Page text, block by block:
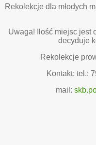
Rekolekcje dla młodych
Uwaga! Ilość miejsc jest
decyduje
Rekolekcje
Kontakt: tel.:
mail: